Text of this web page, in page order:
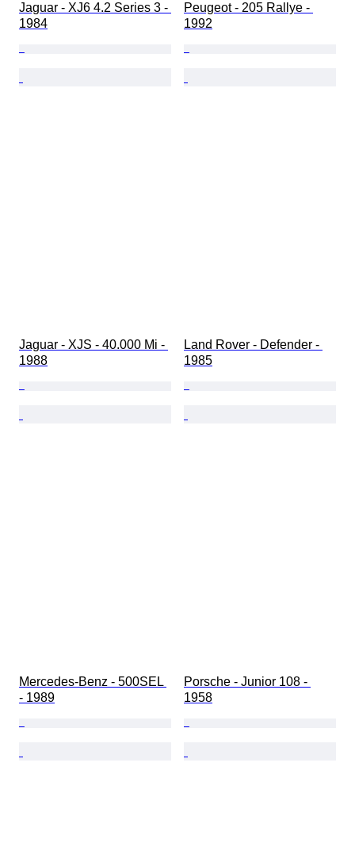
Jaguar - XJ6 4.2 Series 3 -
1984
Peugeot - 205 Rallye -
1992
Jaguar - XJS - 40.000 Mi -
1988
Land Rover - Defender -
1985
Mercedes-Benz - 500SEL
- 1989
Porsche - Junior 108 -
1958